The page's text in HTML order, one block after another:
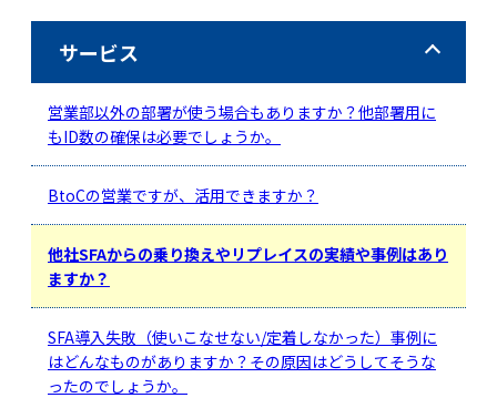
サービス
営業部以外の部署が使う場合もありますか？他部署用に
もID数の確保は必要でしょうか。
BtoCの営業ですが、活用できますか？
他社SFAからの乗り換えやリプレイスの実績や事例はあり
ますか？
SFA導入失敗（使いこなせない/定着しなかった）事例に
はどんなものがありますか？その原因はどうしてそうな
ったのでしょうか。